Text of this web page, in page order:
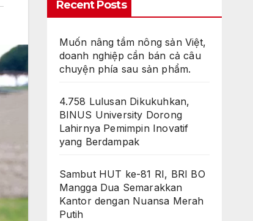
Recent Posts
Muốn nâng tầm nông sản Việt,
doanh nghiệp cần bán cả câu
chuyện phía sau sản phẩm.
4.758 Lulusan Dikukuhkan,
BINUS University Dorong
Lahirnya Pemimpin Inovatif
yang Berdampak
Sambut HUT ke-81 RI, BRI BO
Mangga Dua Semarakkan
Kantor dengan Nuansa Merah
Putih